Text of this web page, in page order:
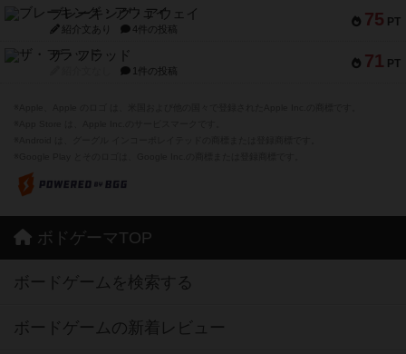
75 PT
ブレーキング・アウェイ
紹介文あり 4件の投稿
71 PT
ザ・フラッド
1件の投稿
ボドゲーマTOP
ボードゲームを検索する
ボードゲームの新着レビュー